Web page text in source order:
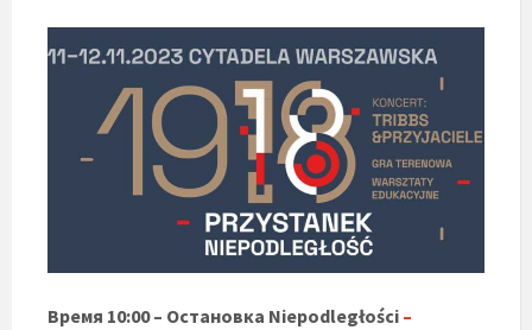
Время 10:00 – Остановка Niepodległości –